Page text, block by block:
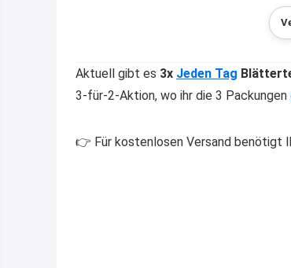
Aktuell gibt es 3x Jeden Tag
3-für-2-Aktion, wo ihr die 3 Packungen
👉 Für kostenlosen Versand benötigt